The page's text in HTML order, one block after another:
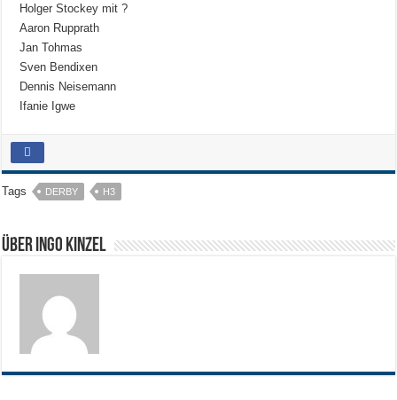
Holger Stockey mit ?
Aaron Rupprath
Jan Tohmas
Sven Bendixen
Dennis Neisemann
Ifanie Igwe
Tags DERBY H3
Über Ingo Kinzel